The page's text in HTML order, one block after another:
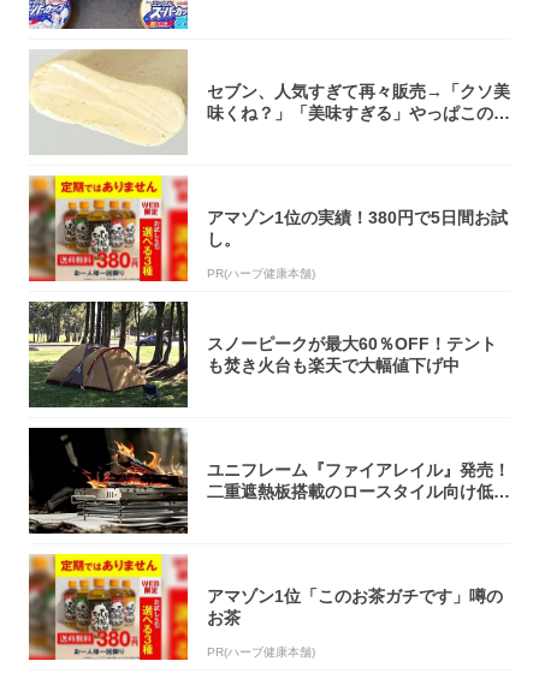
セブン、人気すぎて再々販売→「クソ美
味くね？」「美味すぎる」やっぱこのク
アマゾン1位の実績！380円で5日間お試
し。
PR(ハーブ健康本舗)
スノーピークが最大60％OFF！テント
も焚き火台も楽天で大幅値下げ中
ユニフレーム『ファイアレイル』発売！
二重遮熱板搭載のロースタイル向け低型
アマゾン1位「このお茶ガチです」噂の
お茶
PR(ハーブ健康本舗)